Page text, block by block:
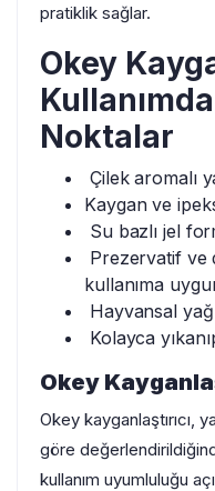
pratiklik sağlar.
Okey
Noktalar
Çilek aromalı
Kaygan ve
Su bazlı jel
Prezervatif ve
kullanıma
Hayvansal
Kolayca
Okey
Okey kayganlaştırıcı,
göre
kullanım uyumluluğu